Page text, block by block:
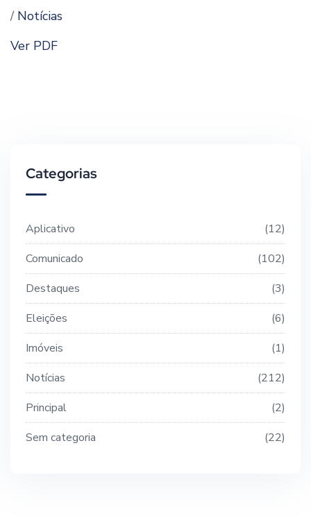
/ Notícias
Ver PDF
Categorias
Aplicativo
12
Comunicado
102
Destaques
3
Eleições
6
Imóveis
1
Notícias
212
Principal
2
Sem categoria
22